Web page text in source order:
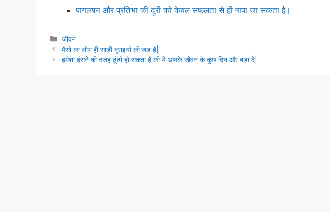
पागलपन और प्रतिभा की दूरी को केवल सफलता से ही मापा जा सकता है।
Categories
जीवन
पैसो का लोभ ही साड़ी बुराइयों की जड़ है|
हमेशा हंसने की वजह ढूंढो हो सकता है की ये आपके जीवन के कुछ दिन और बड़ा दे|